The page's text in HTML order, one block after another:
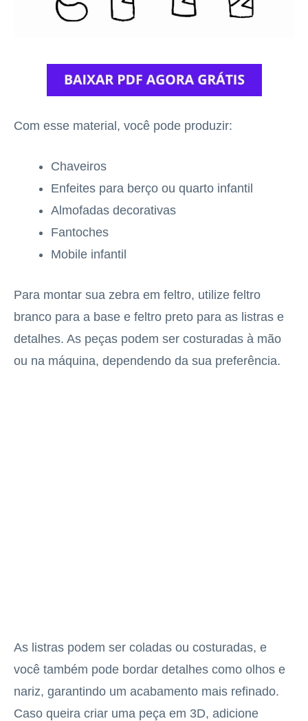
Com esse material, você pode produzir:
Chaveiros
Enfeites para berço ou quarto infantil
Almofadas decorativas
Fantoches
Mobile infantil
Para montar sua zebra em feltro, utilize feltro
branco para a base e feltro preto para as listras e
detalhes. As peças podem ser costuradas à mão
ou na máquina, dependendo da sua preferência.
As listras podem ser coladas ou costuradas, e
você também pode bordar detalhes como olhos e
nariz, garantindo um acabamento mais refinado.
Caso queira criar uma peça em 3D, adicione